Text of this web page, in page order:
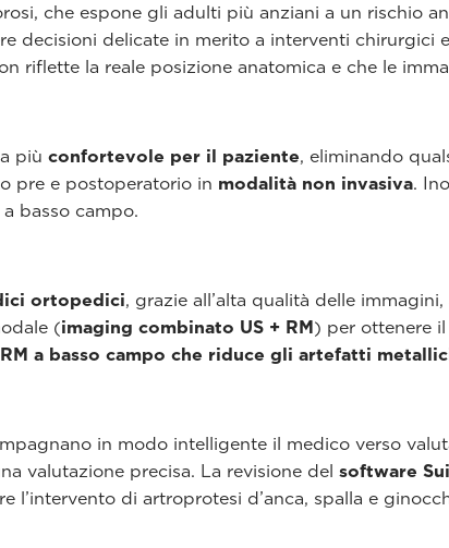
che espone gli adulti più anziani a un rischio
decisioni delicate in merito a interventi chirurgici
riflette la reale posizione anatomica e che le
più confortevole per il paziente, eliminando
pre e postoperatorio in modalità non invasiva.
basso campo.
ortopedici, grazie all’alta qualità delle
(imaging combinato US + RM) per ottenere
RM a basso campo che riduce gli artefatti
in modo intelligente il medico verso
valutazione precisa. La revisione del software
l’intervento di artroprotesi d’anca, spalla e